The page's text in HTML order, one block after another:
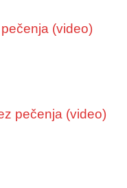
(video)
pečenja (video)